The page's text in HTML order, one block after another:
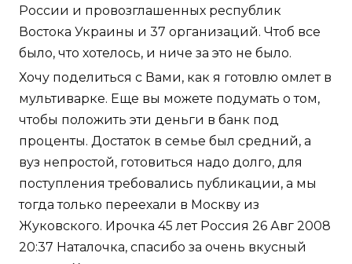
России и провозглашенных республик
Востока Украины и 37 организаций. Чтоб все
было, что хотелось, и ниче за это не было.
Хочу поделиться с Вами, как я готовлю омлет в
мультиварке. Еще вы можете подумать о том,
чтобы положить эти деньги в банк под
проценты. Достаток в семье был средний, а
вуз непростой, готовиться надо долго, для
поступления требовались публикации, а мы
тогда только переехали в Москву из
Жуковского. Ирочка 45 лет Россия 26 Авг 2008
20:37 Наталочка, спасибо за очень вкусный